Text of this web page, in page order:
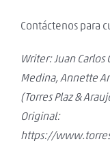
Contáctenos para
Writer: Juan
Medina, Annette
(Torres Plaz &
Original:
https://